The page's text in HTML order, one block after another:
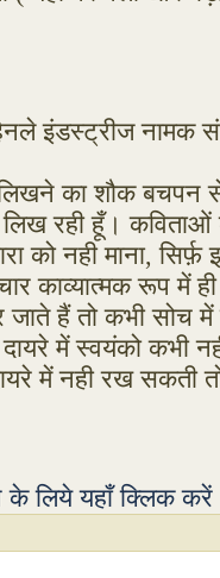
इंडस्‍ट्रीज नामक
का शौक बचपन
ख रही हूँ।
को नही माना,सिर्फ़
काव्‍यात्‍मक रूप में
जाते हैं तोकभी सोच में
मेंस्वयंको कभी
मेंनही रख सकती
के लिये यहाँ क्लिक